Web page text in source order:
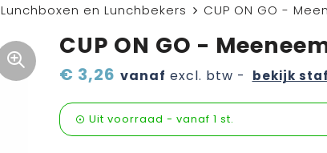
Lunchboxen en Lunchbekers CUP ON GO -
CUP ON GO -
€ 3,26 vanaf excl. btw - bekijk
Uit voorraad - vanaf 1 st.